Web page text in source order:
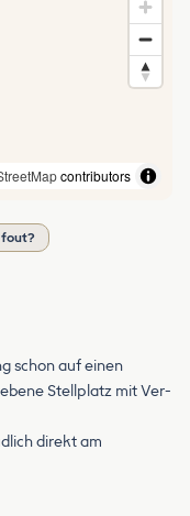
contributors
fout?
schon auf einen
Stellplatz mit Ver-
direkt am